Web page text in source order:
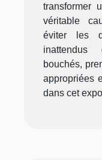
transformer
véritable
éviter les
inattendus
bouchés,
appropriées
dans cet